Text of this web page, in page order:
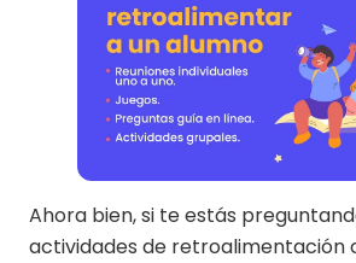
Ahora bien, si te estás
actividades de retroalimentación